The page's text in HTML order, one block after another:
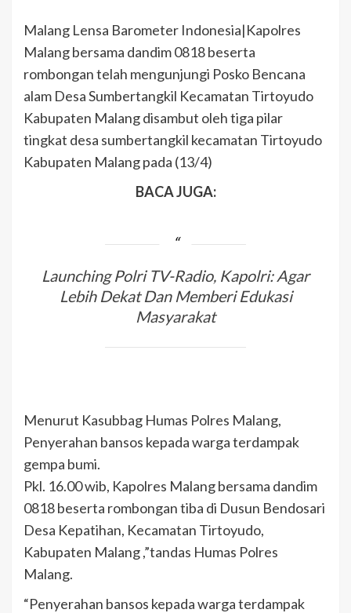
Malang Lensa Barometer Indonesia|Kapolres
Malang bersama dandim 0818 beserta
rombongan telah mengunjungi Posko Bencana
alam Desa Sumbertangkil Kecamatan Tirtoyudo
Kabupaten Malang disambut oleh tiga pilar
tingkat desa sumbertangkil kecamatan Tirtoyudo
Kabupaten Malang pada (13/4)
BACA JUGA:
Launching Polri TV-Radio, Kapolri: Agar
Lebih Dekat Dan Memberi Edukasi
Masyarakat
Menurut Kasubbag Humas Polres Malang,
Penyerahan bansos kepada warga terdampak
gempa bumi.
Pkl. 16.00 wib, Kapolres Malang bersama dandim
0818 beserta rombongan tiba di Dusun Bendosari
Desa Kepatihan, Kecamatan Tirtoyudo,
Kabupaten Malang ,”tandas Humas Polres
Malang.
“Penyerahan bansos kepada warga terdampak